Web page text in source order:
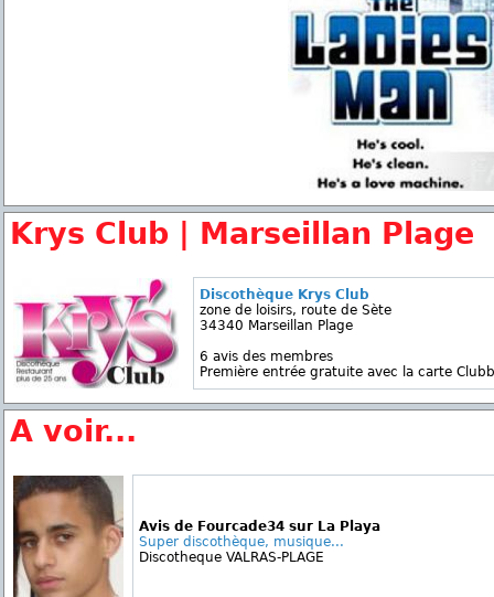
Krys Club | Marseillan Plage
Discothèque Krys Club
zone de loisirs, route de Sète
34340 Marseillan Plage
6 avis des membres
Première entrée gratuite avec la carte
A voir...
Avis de Fourcade34 sur La Playa
Super discothèque, musique...
Discotheque VALRAS-PLAGE